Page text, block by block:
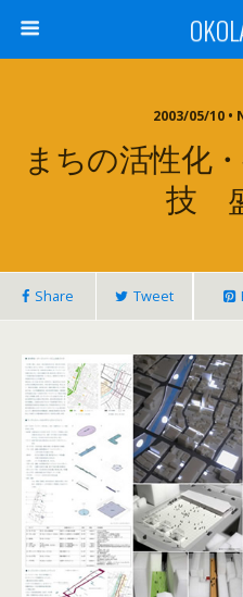
2003/05/10 •
まちの活性化
技
Share Tweet